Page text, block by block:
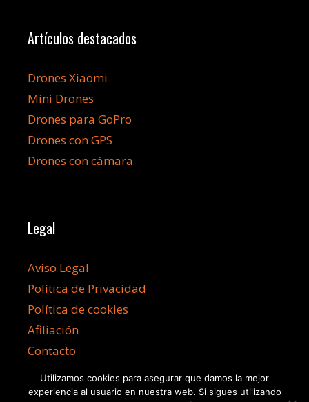
Artículos destacados
Drones Xiaomi
Mini Drones
Drones para GoPro
Drones con GPS
Drones con cámara
Legal
Aviso Legal
Política de Privacidad
Política de cookies
Afiliación
Contacto
Utilizamos cookies para asegurar que damos la mejor
experiencia al usuario en nuestra web. Si sigues utilizando